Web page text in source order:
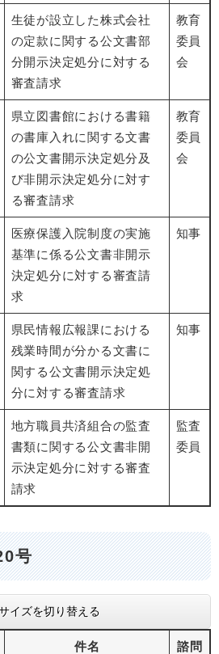
生徒が設立した株式会社
の定款に関する公文書部
分開示決定処分に対する
審査請求
教育
委員
会
県立図書館における書籍
の書庫入れに関する文書
の公文書開示決定処分及
び非開示決定処分に対す
る審査請求
教育
委員
会
医療保護入院制度の実施
基準に係る公文書非開示
決定処分に対する審査請
求
知事
県民情報広報課における
残業時間が分かる文書に
関する公文書開示決定処
分に対する審査請求
知事
地方職員共済組合の監査
書類に関する公文書非開
示決定処分に対する審査
請求
監査
委員
号
イズを切り替える
件名
諮問